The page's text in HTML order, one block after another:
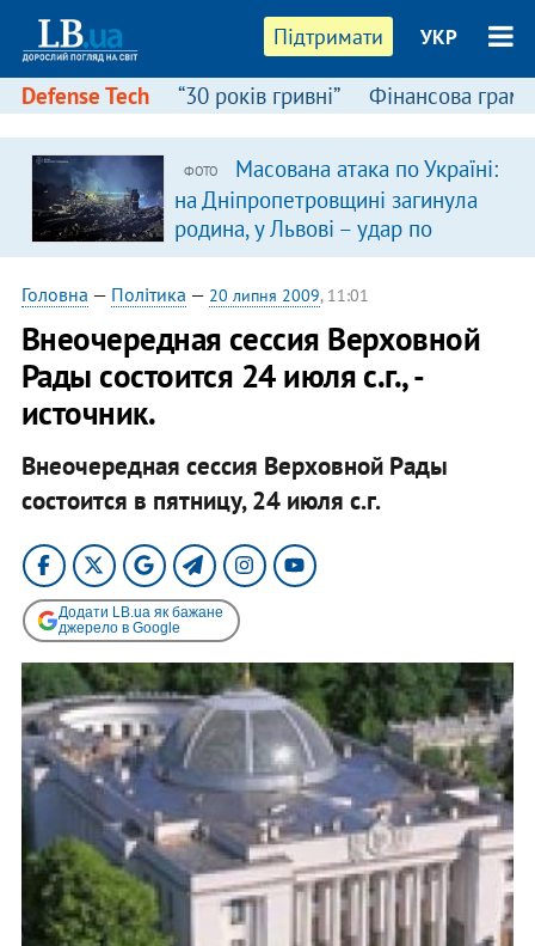
Підтримати УКР
Defense Tech “30 років гривні” Фінансова
ФОТО
Масована атака по Україні:
на Дніпропетровщині загинула
родина, у Львові – удар по
багатоповерхівках
(доповнюється)
Головна — Політика — 20 липня 2009, 11:01
Внеочередная сессия Верховной
Рады состоится 24 июля с.г., -
источник.
Внеочередная сессия Верховной Рады
состоится в пятницу, 24 июля с.г.
Додати LB.ua як бажане
джерело в Google